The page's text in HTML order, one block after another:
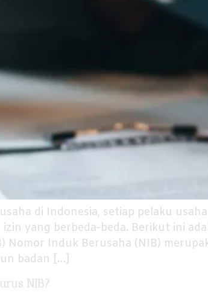
di Indonesia, setiap pelaku
yang berbeda-beda. Berikut ini
Nomor Induk Berusaha (NIB)
badan […]
NIB?